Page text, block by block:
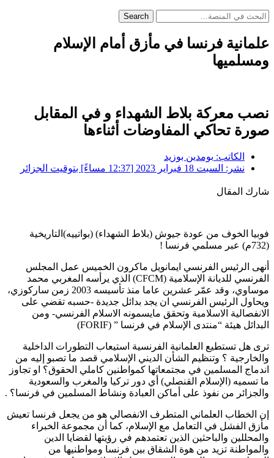
Search
علمانية فرنسا في مأزق أمام الإسلام
ومسلميها
نصب معركة بلاط الشهداء و في المقابل
صورة تحاكي المفاوضات أثناءها
الكاتب: بومدين بوزيد
نشر: السبت 18 فبراير 2023 [12:37 مساءً] بتوقيت الجزائر
شارك المقال
فوبيا الخوف من عودة جيوش (بلاط الشهداء) (بواتييه)التاريخية
(732م) عبر مسلمي فرنسا !
أنهى الرئيس الفرنسي ايمانويل ماكرون الخميس عمل المجلس
الفرنسي للديانة الإسلامية (CFCM) الذي يرأسه المغربي محمد
موساوي، وقد عمّر عشرين عاما منذ تأسيسه 2003 زمن ساركوزي،
ويحاول الرئيس الفرنسي ان يجد بدائل جديدة -حسبه تقضي على
الانفصالية الاسلامية وتحقق مايسمونه الاسلام الفرنسي- ومن
البدائل هيئة “منتدى الإسلام في فرنسا ” (FORIF)
ترى هل تستطيع العلمانية الفرنسية استيعاب التطورات الداخلية
والخارجية ؟ وتنظيم الشأن الديني الإسلامي قصد ما تصبو إليه من
اندماج المسلمين في مجتمعاتها كمواطنين كاملي الحقوق؟ او تجاوز
ما تسميه (الإسلام القنصلي) أي دور تركيا والمغرب والسعودية
والجزائر من نفوذ على أماكن العبادة ونشاط المسلمين في فرنسا؟ .
إن الخطاب العلماني المتطرف الانفصالي هو من يجعل فرنسا تعيش
مأزق الفشل في التعامل مع الإسلام، كما أن مجموعة الخبراء
والمحللين والباحثين الذين تعتمدهم في رؤيتها لقضايا الدين
والمواطنة تزيد من هوة الشقاق بين فرنسا ومواطنيها من